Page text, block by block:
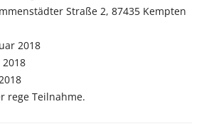
Straße 2, 87435 Kempten
2018
rege Teilnahme.